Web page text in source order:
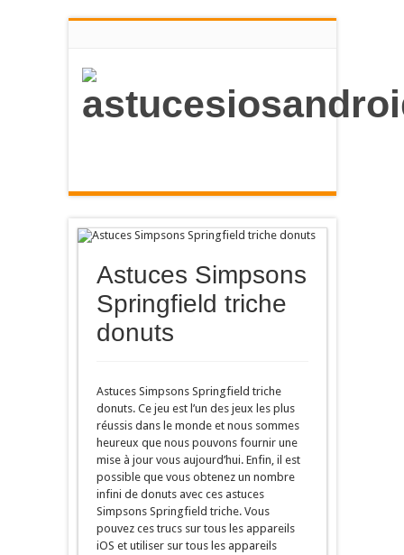
Astuces Simpsons
Springfield triche
donuts
Astuces Simpsons Springfield triche
donuts. Ce jeu est l’un des jeux les plus
réussis dans le monde et nous sommes
heureux que nous pouvons fournir une
mise à jour vous aujourd’hui. Enfin, il est
possible que vous obtenez un nombre
infini de donuts avec ces astuces
Simpsons Springfield triche. Vous
pouvez ces trucs sur tous les appareils
iOS et utiliser sur tous les appareils